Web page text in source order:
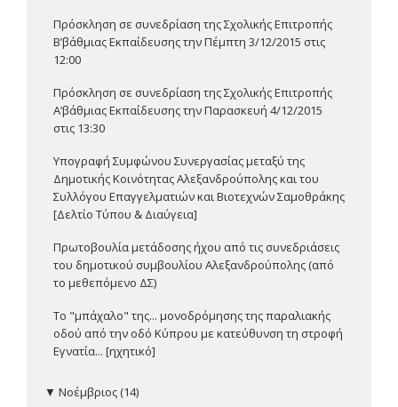
Πρόσκληση σε συνεδρίαση της Σχολικής Επιτροπής
Β’βάθμιας Εκπαίδευσης την Πέμπτη 3/12/2015 στις
12:00
Πρόσκληση σε συνεδρίαση της Σχολικής Επιτροπής
Α’βάθμιας Εκπαίδευσης την Παρασκευή 4/12/2015
στις 13:30
Υπογραφή Συμφώνου Συνεργασίας μεταξύ της
Δημοτικής Κοινότητας Αλεξανδρούπολης και του
Συλλόγου Επαγγελματιών και Βιοτεχνών Σαμοθράκης
[Δελτίο Τύπου & Διαύγεια]
Πρωτοβουλία μετάδοσης ήχου από τις συνεδριάσεις
του δημοτικού συμβουλίου Αλεξανδρούπολης (από
το μεθεπόμενο ΔΣ)
Το "μπάχαλο" της... μονοδρόμησης της παραλιακής
οδού από την οδό Κύπρου με κατεύθυνση τη στροφή
Εγνατία... [ηχητικό]
▼ Νοέμβριος (14)